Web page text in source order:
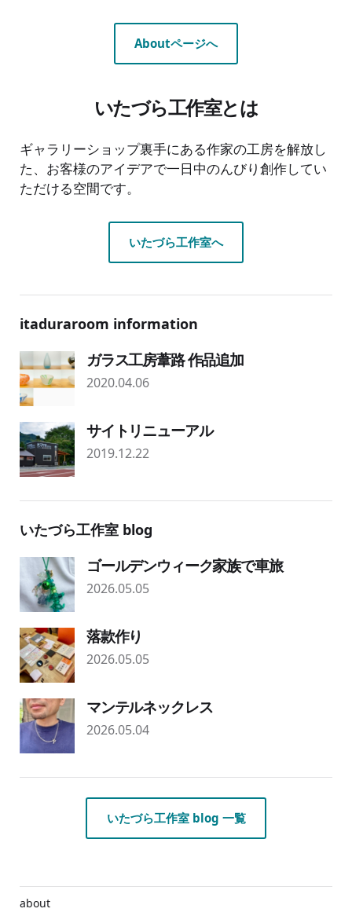
Aboutページへ
いたづら工作室とは
ギャラリーショップ裏手にある作家の工房を解放し
た、お客様のアイデアで一日中のんびり創作してい
ただける空間です。
いたづら工作室へ
itaduraroom information
ガラス工房葦路 作品追加
2020.04.06
サイトリニューアル
2019.12.22
いたづら工作室 blog
ゴールデンウィーク家族で車旅
2026.05.05
落款作り
2026.05.05
マンテルネックレス
2026.05.04
いたづら工作室 blog 一覧
about